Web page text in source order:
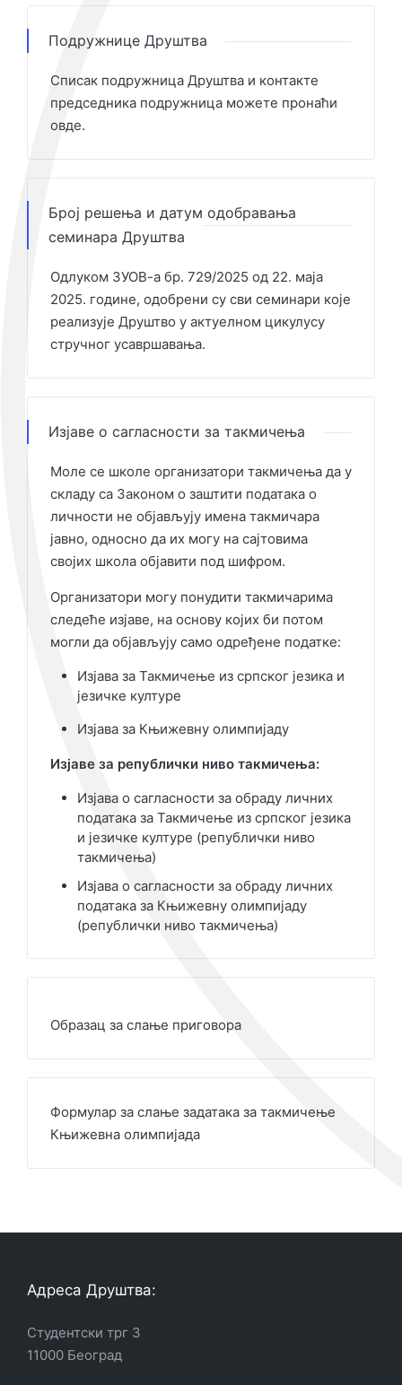
Подружнице Друштва
Списак подружница Друштва и контакте
председника подружница можете пронаћи
овде.
Број решења и датум одобравања
семинара Друштва
Одлуком ЗУОВ-а бр. 729/2025 од 22. маја
2025. године, одобрени су сви семинари које
реализује Друштво у актуелном цикулусу
стручног усавршавања.
Изјаве о сагласности за такмичења
Моле се школе организатори такмичења да у
складу са Законом о заштити података о
личности не објављују имена такмичара
јавно, односно да их могу на сајтовима
својих школа објавити под шифром.
Организатори могу понудити такмичарима
следеће изјаве, на основу којих би потом
могли да објављују само одређене податке:
Изјава за Такмичење из српског језика и
језичке културе
Изјава за Књижевну олимпијаду
Изјаве за републички ниво такмичења:
Изјава о сагласности за обраду личних
података за Такмичење из српског језика
и језичке културе (републички ниво
такмичења)
Изјава о сагласности за обраду личних
података за Књижевну олимпијаду
(републички ниво такмичења)
Образац за слање приговора
Формулар за слање задатака за такмичење
Књижевна олимпијада
Адреса Друштва:
Студентски трг 3
11000 Београд